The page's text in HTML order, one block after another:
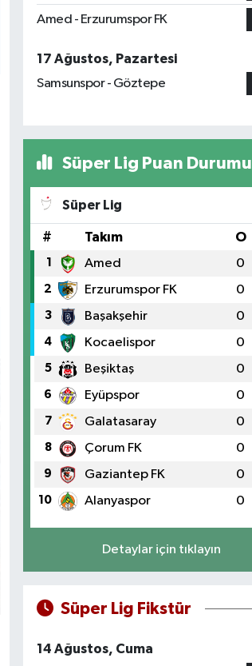
Amed - Erzurumspor FK
17 Ağustos, Pazartesi
Samsunspor - Göztepe
Süper Lig Puan Durumu
Süper Lig
# Takım O
1 Amed 0
2 Erzurumspor FK 0
3 Başakşehir 0
4 Kocaelispor 0
5 Beşiktaş 0
6 Eyüpspor 0
7 Galatasaray 0
8 Çorum FK 0
9 Gaziantep FK 0
10 Alanyaspor 0
Detaylar için tıklayın
Süper Lig Fikstür
14 Ağustos, Cuma